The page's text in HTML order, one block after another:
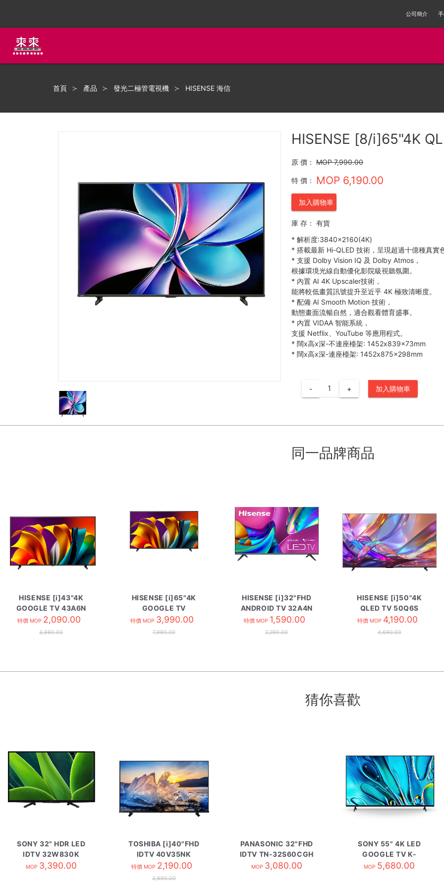
公司簡介
首頁 產品 發光二極管電視機 HISENSE 海信
HISENSE [8/i]65"4K
原 價： MOP 7,990.00
特 價： MOP 6,190.00
加入購物車
庫 存：
有貨
* 解析度:3840×2160(4K)
* 搭載最新 Hi-QLED 技術，呈現超過十億種真實
* 支援 Dolby Vision IQ 及 Dolby Atmos，
根據環境光線自動優化影院級視聽氛圍。
* 內置 AI 4K Upscaler技術，
能將較低畫質訊號提升至近乎 4K 極致清晰度。
* 配備 AI Smooth Motion 技術，
動態畫面流暢自然，適合觀看體育盛事。
* 內置 VIDAA 智能系統，
支援 Netflix、YouTube 等應用程式。
* 闊x高x深-不連座檯架: 1452x839x73mm
* 闊x高x深-連座檯架: 1452x875x298mm
- + 加入購物車
同一品牌商品
HISENSE [i]43"4K
GOOGLE TV 43A6N
特價 MOP 2,090.00
3,990.00
HISENSE [i]65"4K
GOOGLE TV
HK65A6N
特價 MOP 3,990.00
7,990.00
HISENSE [i]32"FHD
ANDROID TV 32A4N
特價 MOP 1,590.00
2,290.00
HISENSE [i]50"4K
QLED TV 50Q6S
特價 MOP 4,190.00
4,690.00
猜你喜歡
SONY 32" HDR LED
IDTV 32W830K
MOP 3,390.00
TOSHIBA [i]40"FHD
IDTV 40V35NK
特價 MOP 2,190.00
3,690.00
PANASONIC 32"FHD
IDTV TN-32S60CGH
MOP 3,080.00
SONY 55" 4K LED
GOOGLE TV K-
55S31H
MOP 5,680.00